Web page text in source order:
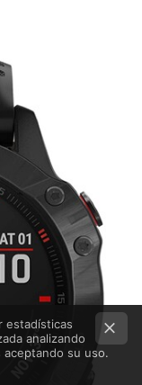
estadísticas
analizando
aceptando su uso.